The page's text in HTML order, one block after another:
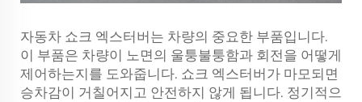
자동차 쇼크 엑스터버는 차량의 중요한 부품입니다.
이 부품은 차량이 노면의 울퉁불퉁함과 회전을 어떻게
제어하는지를 도와줍니다. 쇼크 엑스터버가 마모되면
승차감이 거칠어지고 안전하지 않게 됩니다. 정기적으